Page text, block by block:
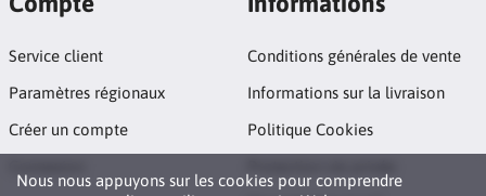
Nous nous appuyons sur les cookies pour comprendre
Service client
Paramètres régionaux
Créer un compte
Conditions générales de vente
Informations sur la livraison
Politique Cookies